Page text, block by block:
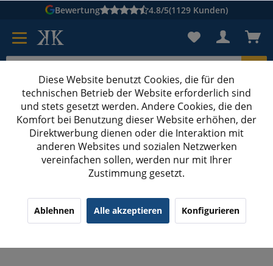
Bewertung 4.8/5(1129 Kunden)
Karton suchen
Kartons bedruckenKartons nach Maß
Metallklemmen verzinkt
100x 16 mm Metallklemmen verzinkt für Textil
(1)5.00/5.00
Diese Website benutzt Cookies, die für den
technischen Betrieb der Website erforderlich sind
und stets gesetzt werden. Andere Cookies, die den
Komfort bei Benutzung dieser Website erhöhen, der
Direktwerbung dienen oder die Interaktion mit
anderen Websites und sozialen Netzwerken
vereinfachen sollen, werden nur mit Ihrer
Zustimmung gesetzt.
Ablehnen Alle akzeptieren Konfigurieren